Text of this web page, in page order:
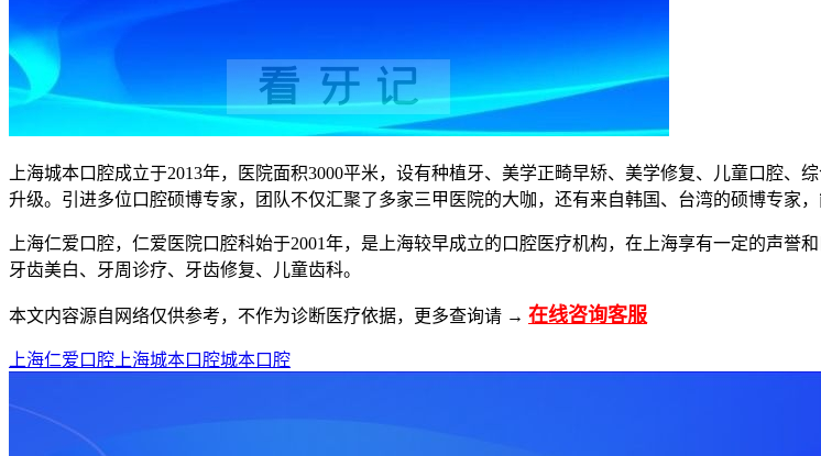
上海城本口腔成立于2013年，医院面积3000平米，设有种植牙、美学正畸早矫、美学修复、儿童口腔
升级。引进多位口腔硕博专家，团队不仅汇聚了多家三甲医院的大咖，还有来自韩国、台湾的硕博专家，
上海仁爱口腔，仁爱医院口腔科始于2001年，是上海较早成立的口腔医疗机构，在上海享有一定的声誉
牙齿美白、牙周诊疗、牙齿修复、儿童齿科。
本文内容源自网络仅供参考，不作为诊断医疗依据，更多查询请 → 在线咨询客服
上海仁爱口腔 上海城本口腔城本口腔